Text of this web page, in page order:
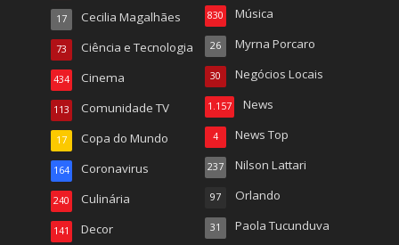
Cecilia Magalhães
17
Ciência e Tecnologia
73
Cinema
434
Comunidade TV
113
Copa do Mundo
17
Coronavirus
164
Culinária
240
Decor
141
Música
830
Myrna Porcaro
26
Negócios Locais
30
News
1.157
News Top
4
Nilson Lattari
237
Orlando
97
Paola Tucunduva
31